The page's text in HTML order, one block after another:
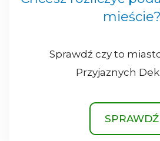
mieście?
Sprawdź czy to
Przyjaznych
SPRAWDŹ